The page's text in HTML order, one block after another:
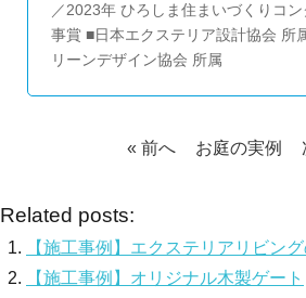
／2023年 ひろしま住まいづくりコ
事賞 ■日本エクステリア設計協会
リーンデザイン協会 所属
« 前へ お庭の実例
Related posts:
【施工事例】エクステリアリビン
【施工事例】オリジナル木製ゲート